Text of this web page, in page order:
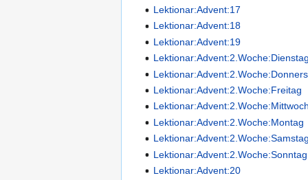
Lektionar:Advent:17
Lektionar:Advent:18
Lektionar:Advent:19
Lektionar:Advent:2.Woche:Freitag
Lektionar:Advent:2.Woche:Montag
Lektionar:Advent:2.Woche:Sonntag
Lektionar:Advent:20